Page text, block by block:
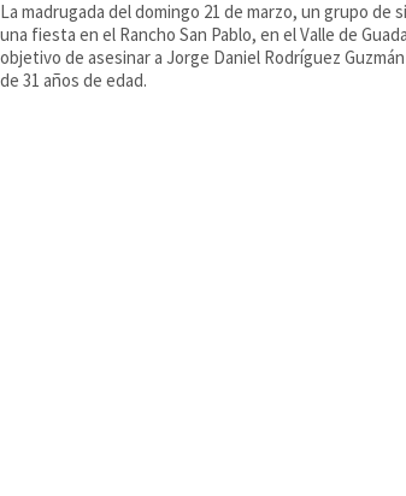
La madrugada del domingo 21 de marzo, un grupo de
una fiesta en el Rancho San Pablo, en el Valle de
objetivo de asesinar a Jorge Daniel Rodríguez Guzmán
de 31 años de edad.